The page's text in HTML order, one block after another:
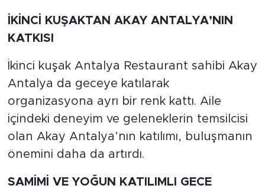
İKİNCİ KUŞAKTAN AKAY ANTALYA’NIN
KATKISI
İkinci kuşak Antalya Restaurant sahibi Akay
Antalya da geceye katılarak
organizasyona ayrı bir renk kattı. Aile
içindeki deneyim ve geleneklerin temsilcisi
olan Akay Antalya’nın katılımı, buluşmanın
önemini daha da artırdı.
SAMİMİ VE YOĞUN KATILIMLI GECE